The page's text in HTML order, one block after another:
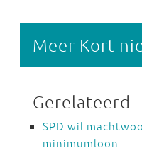
Meer Kort
Gerelateerd
SPD wil
minimumloon